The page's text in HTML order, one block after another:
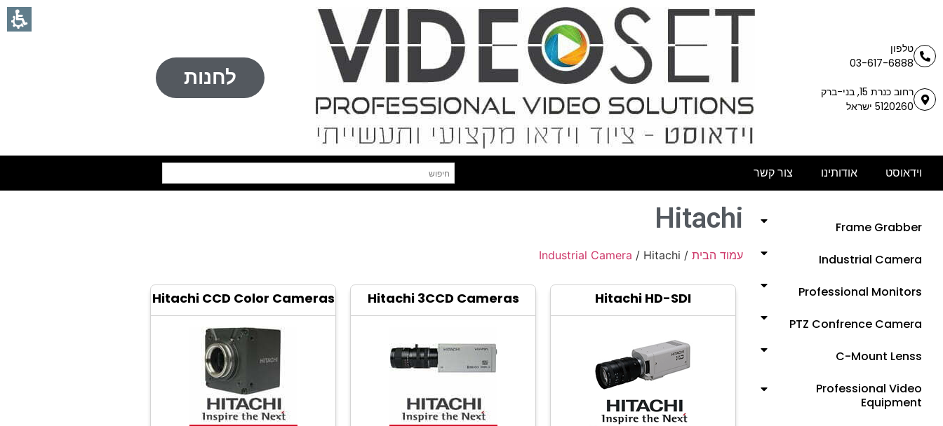
טלפון
03-617-6888
רחוב כנרת 15, בני-ברק
5120260 ישראל
לחנות
וידאוסט אודותינו צור קשר
Frame Grabber
Industrial Camera
Professional Monitors
PTZ Confrence Camera
C-Mount Lenss
Professional Video
Equipment
Hitachi
עמוד הבית /
Industrial Camera / Hitachi
Hitachi HD-SDI
Hitachi 3CCD Cameras
Hitachi CCD Color Cameras